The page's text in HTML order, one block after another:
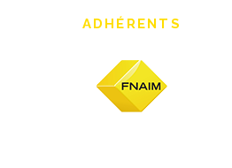
ADHÉRENTS